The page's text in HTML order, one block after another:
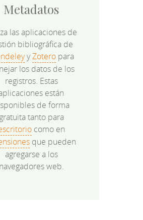
Metadatos
las aplicaciones de
bibliográfica de
yZoteropara
los datos de los
registros. Estas
están
de forma
gratuita tanto para
como en
que pueden
agregarse a los
navegadores web.